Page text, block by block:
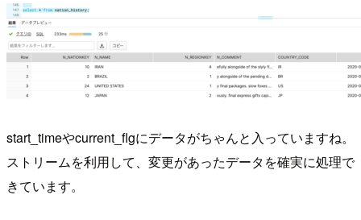
start_timeやcurrent_flgにデータがちゃんと入っていますね。
ストリームを利用して、変更があったデータを確実に処理で
きています。